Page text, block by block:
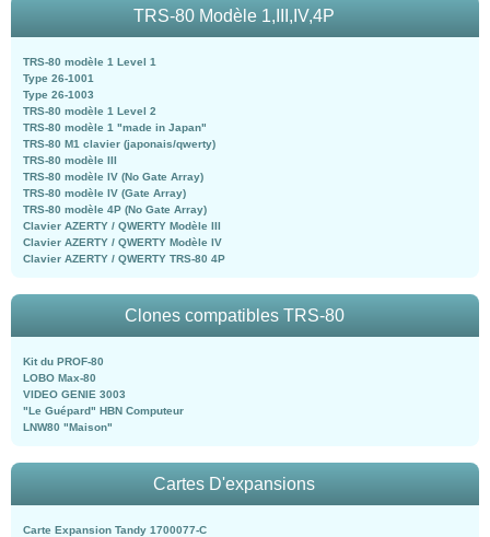
TRS-80 Modèle 1,III,IV,4P
TRS-80 modèle 1 Level 1
Type 26-1001
Type 26-1003
TRS-80 modèle 1 Level 2
TRS-80 modèle 1 "made in Japan"
TRS-80 M1 clavier (japonais/qwerty)
TRS-80 modèle III
TRS-80 modèle IV (No Gate Array)
TRS-80 modèle IV (Gate Array)
TRS-80 modèle 4P (No Gate Array)
Clavier AZERTY / QWERTY Modèle III
Clavier AZERTY / QWERTY Modèle IV
Clavier AZERTY / QWERTY TRS-80 4P
Clones compatibles TRS-80
Kit du PROF-80
LOBO Max-80
VIDEO GENIE 3003
"Le Guépard" HBN Computeur
LNW80 "Maison"
Cartes D'expansions
Carte Expansion Tandy 1700077-C